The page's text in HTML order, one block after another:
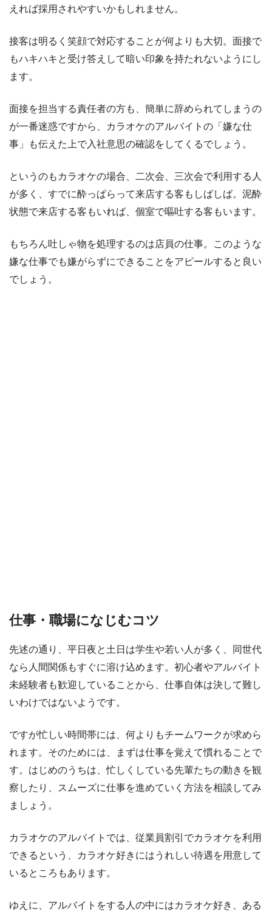
えれば採用されやすいかもしれません。
接客は明るく笑顔で対応することが何よりも大切。面接で
もハキハキと受け答えして暗い印象を持たれないようにし
ます。
面接を担当する責任者の方も、簡単に辞められてしまうの
が一番迷惑ですから、カラオケのアルバイトの「嫌な仕
事」も伝えた上で入社意思の確認をしてくるでしょう。
というのもカラオケの場合、二次会、三次会で利用する人
が多く、すでに酔っぱらって来店する客もしばしば。泥酔
状態で来店する客もいれば、個室で嘔吐する客もいます。
もちろん吐しゃ物を処理するのは店員の仕事。このような
嫌な仕事でも嫌がらずにできることをアピールすると良い
でしょう。
仕事・職場になじむコツ
先述の通り、平日夜と土日は学生や若い人が多く、同世代
なら人間関係もすぐに溶け込めます。初心者やアルバイト
未経験者も歓迎していることから、仕事自体は決して難し
いわけではないようです。
ですが忙しい時間帯には、何よりもチームワークが求めら
れます。そのためには、まずは仕事を覚えて慣れることで
す。はじめのうちは、忙しくしている先輩たちの動きを観
察したり、スムーズに仕事を進めていく方法を相談してみ
ましょう。
カラオケのアルバイトでは、従業員割引でカラオケを利用
できるという、カラオケ好きにはうれしい待遇を用意して
いるところもあります。
ゆえに、アルバイトをする人の中にはカラオケ好き、ある